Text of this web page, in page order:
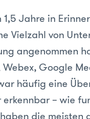
Jahre in
Vielzahl von
angenommen
Google
häufig eine
– wie
die meisten